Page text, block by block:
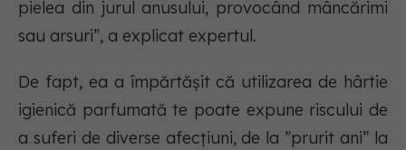
pielea din jurul anusului, provocând mâncărimi
sau arsuri”, a explicat expertul.
De fapt, ea a împărtășit că utilizarea de hârtie
igienică parfumată te poate expune riscului de
a suferi de diverse afecțiuni, de la ”prurit ani” la